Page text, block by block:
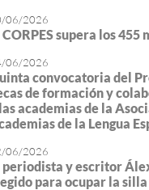
06/2026
CORPES supera los
06/2026
convocatoria del
de formación y
academias de la
de la Lengua
06/2026
periodista y escritor
para ocupar la silla